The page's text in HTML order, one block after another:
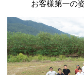
お客様第一の